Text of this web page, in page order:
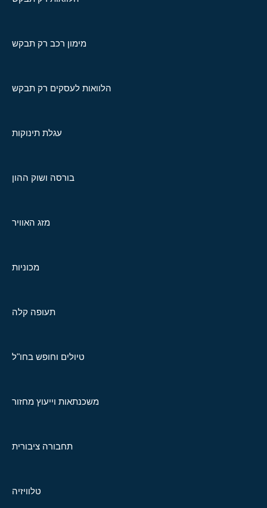
מימון רכב רק תבקש
הלוואות לעסקים רק תבקש
עגלת תינוקות
בורסה ושוק ההון
מזג האוויר
מכוניות
תעופה קלה
טיולים וחופש בחו"ל
משכנתאות וייעוץ מחזור
תחבורה ציבורית
טלוויזיה